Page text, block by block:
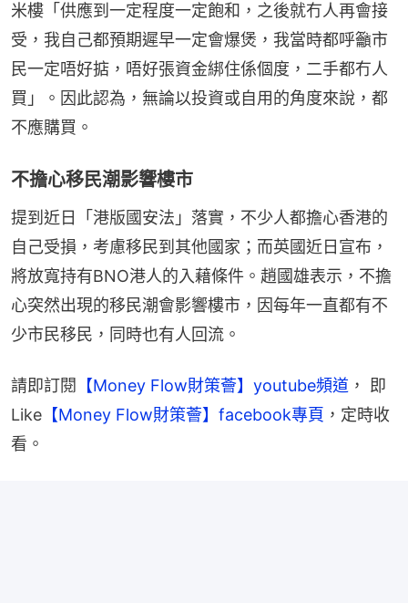
米樓「供應到一定程度一定飽和，之後就冇人再會接
受，我自己都預期遲早一定會爆煲，我當時都呼籲市
民一定唔好掂，唔好張資金綁住係個度，二手都冇人
買」。因此認為，無論以投資或自用的角度來說，都
不應購買。
不擔心移民潮影響樓市
提到近日「港版國安法」落實，不少人都擔心香港的
自己受損，考慮移民到其他國家；而英國近日宣布，
將放寬持有BNO港人的入藉條件。趙國雄表示，不擔
心突然出現的移民潮會影響樓市，因每年一直都有不
少市民移民，同時也有人回流。
請即訂閱 【Money Flow財策薈】youtube頻道 ， 即
Like 【Money Flow財策薈】facebook專頁 ，定時收
看。